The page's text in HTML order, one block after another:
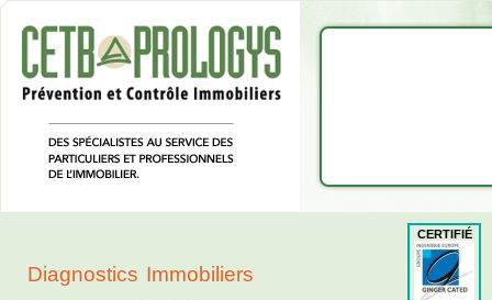
Diagnostics Immobiliers
CERTIFIÉ